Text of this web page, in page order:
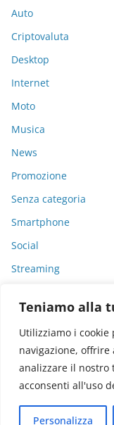
Teniamo alla
Utilizziamo i
navigazione,
analizzare il nostro
acconsenti all'uso
Personalizza
Auto
Criptovaluta
Desktop
Internet
Moto
Musica
News
Promozione
Senza categoria
Smartphone
Social
Streaming
Copyright © 2026